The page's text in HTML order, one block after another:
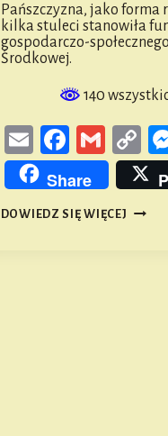
Pańszczyzna, jako forma
kilka stuleci stanowiła
gospodarczo-
Środkowej.
140
Email
Share
DOWIEDZ SIĘ WIĘCEJ